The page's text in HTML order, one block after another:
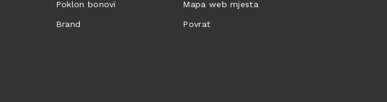
Poklon bonovi
Brand
Mapa web mjesta
Povrat